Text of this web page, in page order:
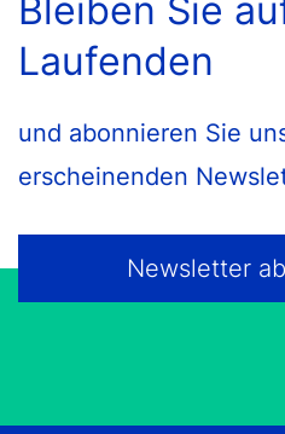
Bleiben Sie
Laufenden
und abonnieren Sie
erscheinenden
Newsletter